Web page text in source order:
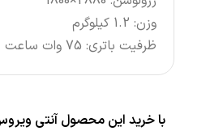
وزن: 1.2 کیلوگرم
ظرفیت باتری: 75 وات ساعت
با خرید این محصول آنتی